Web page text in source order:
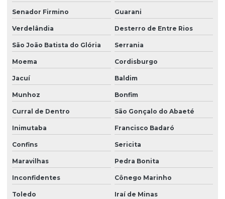
Senador Firmino Guarani
Verdelândia Desterro de Entre Rios
São João Batista do Glória Serrania
Moema Cordisburgo
Jacuí Baldim
Munhoz Bonfim
Curral de Dentro São Gonçalo do Abaeté
Inimutaba Francisco Badaró
Confins Sericita
Maravilhas Pedra Bonita
Inconfidentes Cônego Marinho
Toledo Iraí de Minas